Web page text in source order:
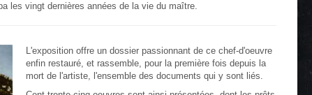
les vingt dernières années de la vie du maître.
L'exposition offre un dossier passionnant de ce chef-d'oeuvre
enfin restauré, et rassemble, pour la première fois depuis la
mort de l'artiste, l'ensemble des documents qui y sont liés.